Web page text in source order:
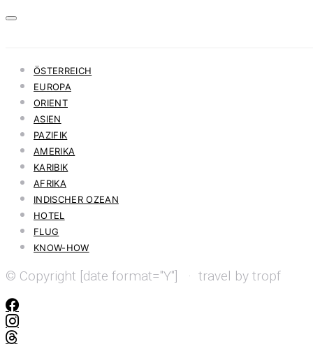
ÖSTERREICH
EUROPA
ORIENT
ASIEN
PAZIFIK
AMERIKA
KARIBIK
AFRIKA
INDISCHER OZEAN
HOTEL
FLUG
KNOW-HOW
© Copyright [date format="Y"] · travel by tropf